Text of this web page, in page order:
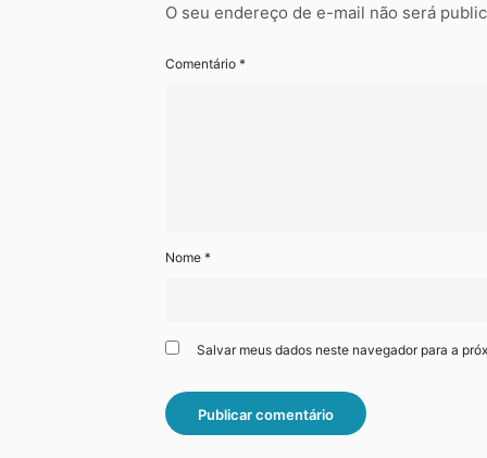
O seu endereço de e-mail não será
Comentário *
Nome *
Salvar meus dados neste navegador para a